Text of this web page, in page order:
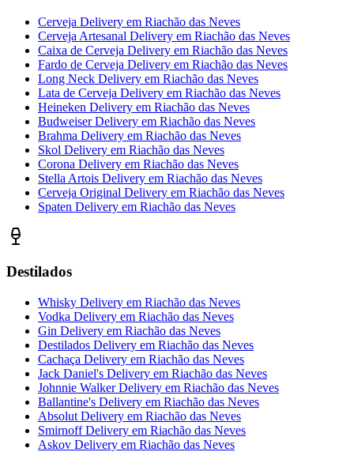
Cerveja Delivery em Riachão das Neves
Cerveja Artesanal Delivery em Riachão das Neves
Caixa de Cerveja Delivery em Riachão das Neves
Fardo de Cerveja Delivery em Riachão das Neves
Long Neck Delivery em Riachão das Neves
Lata de Cerveja Delivery em Riachão das Neves
Heineken Delivery em Riachão das Neves
Budweiser Delivery em Riachão das Neves
Brahma Delivery em Riachão das Neves
Skol Delivery em Riachão das Neves
Corona Delivery em Riachão das Neves
Stella Artois Delivery em Riachão das Neves
Cerveja Original Delivery em Riachão das Neves
Spaten Delivery em Riachão das Neves
Destilados
Whisky Delivery em Riachão das Neves
Vodka Delivery em Riachão das Neves
Gin Delivery em Riachão das Neves
Destilados Delivery em Riachão das Neves
Cachaça Delivery em Riachão das Neves
Jack Daniel's Delivery em Riachão das Neves
Johnnie Walker Delivery em Riachão das Neves
Ballantine's Delivery em Riachão das Neves
Absolut Delivery em Riachão das Neves
Smirnoff Delivery em Riachão das Neves
Askov Delivery em Riachão das Neves